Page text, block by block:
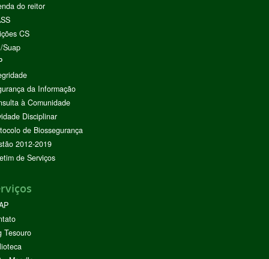
do reitor
CS
Suap
da Informação
à Comunidade
Disciplinar
de Biossegurança
2012-2019
de Serviços
Tesouro